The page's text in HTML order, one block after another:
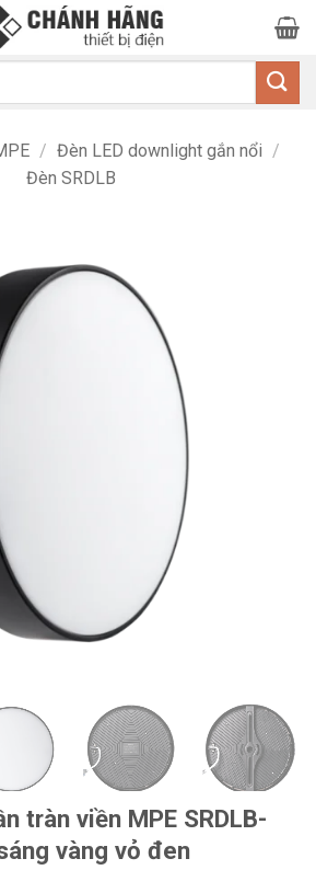
/ Đèn LED downlight gắn nổi /
Đèn SRDLB
tràn viền MPE SRDLB-
vàng vỏ đen